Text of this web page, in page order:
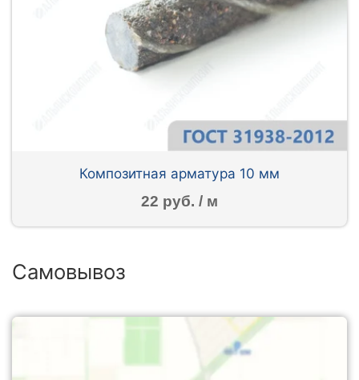
Композитная арматура 10 мм
22 руб. / м
Самовывоз